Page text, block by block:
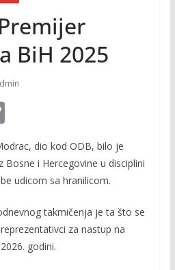
BiH 2025
C
o
p
y
Li
n
k
dio kod ODB, bilo je
Bosne i Hercegovine u disciplini
udicom sa hranilicom.
takmičenja je ta što se
za nastup na
godini.